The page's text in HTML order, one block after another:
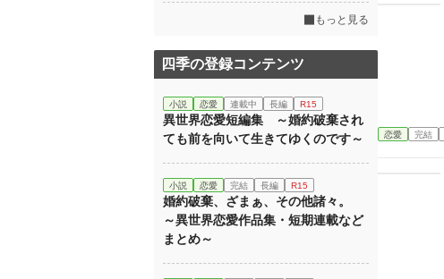
恋愛 完結
もっと見る
四季の登録コンテンツ
小説 恋愛 連載中 長編 R15
異世界恋愛短編集 ～婚約破棄され
ても前を向いて生きてゆくのです～
小説 恋愛 完結 長編 R15
婚約破棄、ざまぁ、その他諸々。
～異世界恋愛作品集・短期連載など
まとめ～